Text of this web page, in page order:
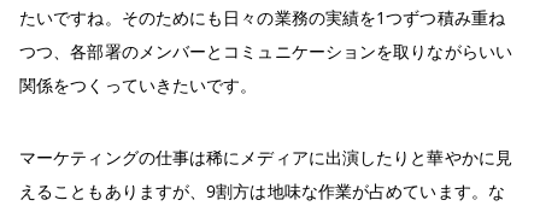
たいですね。そのためにも日々の業務の実績を1つずつ積み重ね
つつ、各部署のメンバーとコミュニケーションを取りながらいい
関係をつくっていきたいです。
マーケティングの仕事は稀にメディアに出演したりと華やかに見
えることもありますが、9割方は地味な作業が占めています。な